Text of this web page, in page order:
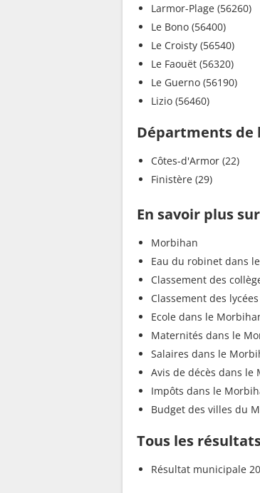
Larmor-Plage (56260)
Le Bono (56400)
Le Croisty (56540)
Le Faouët (56320)
Le Guerno (56190)
Lizio (56460)
Départments de
Côtes-d'Armor (22)
Finistère (29)
En savoir plus
Morbihan
Eau du robinet dans
Classement des
Classement des
Ecole dans le
Maternités dans le
Salaires dans le
Avis de décès dans le
Impôts dans le
Budget des villes du
Tous les
Résultat municipale